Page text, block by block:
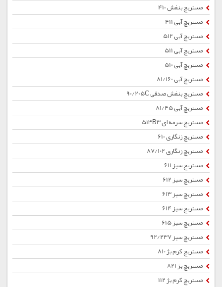
مستربچ بنفش 410
مستربچ آبی 411
مستربچ آبی 512
مستربچ آبی 511
مستربچ آبی 510
مستربچ آبی 81/160
مستربچ بنفش صدفی 90/205C
مستربچ آبی 81/45
مستربچ سرمه ای 513B3
مستربچ زنگاری 610
مستربچ زنگاری 87/102
مستربچ سبز 611
مستربچ سبز 612
مستربچ سبز 613
مستربچ سبز 614
مستربچ سبز 615
مستربچ سبز 92/237
مستربچ کرم بژ 810
مستربچ بژ 821
مستربچ کرم بژ 112